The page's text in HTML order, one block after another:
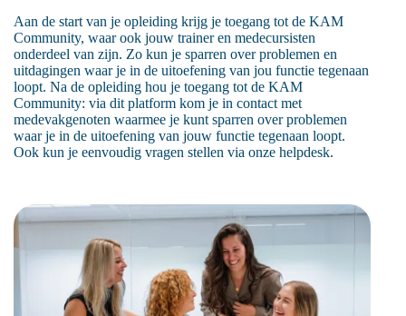
Aan de start van je opleiding krijg je toegang tot de KAM
Community, waar ook jouw trainer en medecursisten
onderdeel van zijn. Zo kun je sparren over problemen en
uitdagingen waar je in de uitoefening van jou functie tegenaan
loopt. Na de opleiding hou je toegang tot de KAM
Community: via dit platform kom je in contact met
medevakgenoten waarmee je kunt sparren over problemen
waar je in de uitoefening van jouw functie tegenaan loopt.
Ook kun je eenvoudig vragen stellen via onze helpdesk.